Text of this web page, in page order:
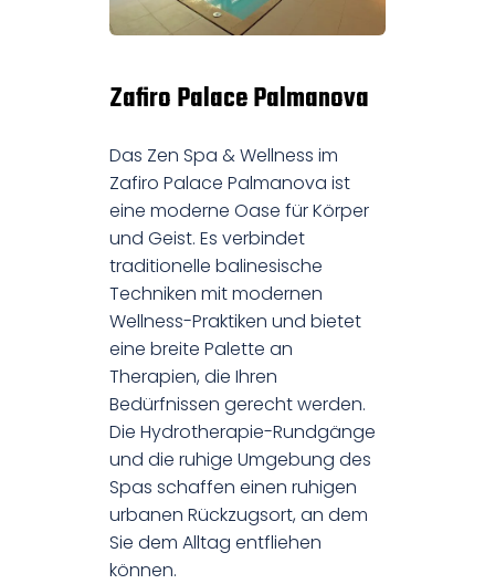
Zafiro Palace Palmanova
Das Zen Spa & Wellness im
Zafiro Palace Palmanova ist
eine moderne Oase für Körper
und Geist. Es verbindet
traditionelle balinesische
Techniken mit modernen
Wellness-Praktiken und bietet
eine breite Palette an
Therapien, die Ihren
Bedürfnissen gerecht werden.
Die Hydrotherapie-Rundgänge
und die ruhige Umgebung des
Spas schaffen einen ruhigen
urbanen Rückzugsort, an dem
Sie dem Alltag entfliehen
können.